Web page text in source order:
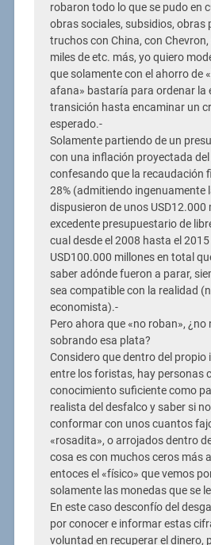
robaron todo lo que se pudo en
obras sociales, subsidios, obras
truchos con China, con Chevron,
miles de etc. más, yo quiero
que solamente con el ahorro de
afana» bastaría para ordenar la
transición hasta encaminar un
esperado.-
Solamente partiendo de un
con una inflación proyectada del
confesando que la recaudación
28% (admitiendo ingenuamente
dispusieron de unos USD12.000
excedente presupuestario de
cual desde el 2008 hasta el
USD100.000 millones en total
saber adónde fueron a parar,
sea compatible con la realidad
economista).-
Pero ahora que «no roban», ¿no
sobrando esa plata?
Considero que dentro del
entre los foristas, hay personas
conocimiento suficiente como
realista del desfalco y saber si
conformar con unos cuantos
«rosadita», o arrojados dentro
cosa es con muchos ceros más
entoces el «físico» que vemos
solamente las monedas que se
En este caso desconfío del
por conocer e informar estas
voluntad en recuperar el dinero,